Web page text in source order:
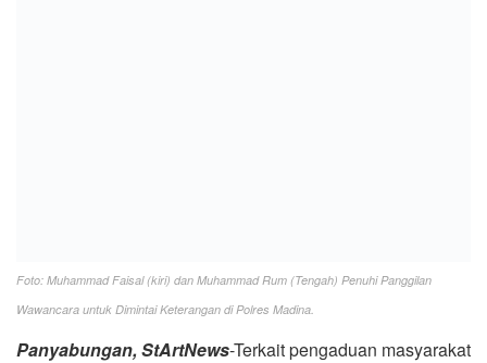
Foto: Muhammad Faisal (kiri) dan Muhammad Rum (Tengah) Penuhi Panggilan
Wawancara untuk Dimintai Keterangan di Polres Madina.
Panyabungan, StArtNews-Terkait pengaduan masyarakat